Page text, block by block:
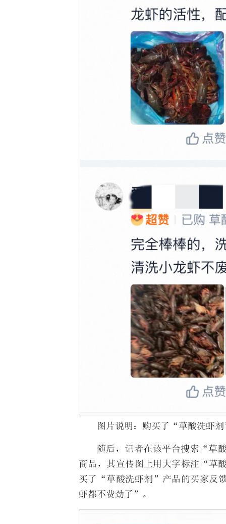
图片说明：购买了“草酸洗虾
随后，记者在该平台搜索“草
商品，其宣传图上用大字标注“草
买了“草酸洗虾剂”产品的买家反
虾都不费劲了”。